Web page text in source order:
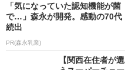
「気になっていた認知機能が菌
で…」森永が開発。感動の70代
続出
PR(森永乳業)
【関西在住者が